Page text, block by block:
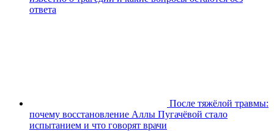
ответа
После тяжёлой травмы:
почему восстановление Аллы Пугачёвой стало
испытанием и что говорят врачи